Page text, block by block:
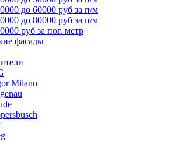
до 60000 руб за п/м
до 80000 руб за п/м
руб за пог. метр
фасады
Milano